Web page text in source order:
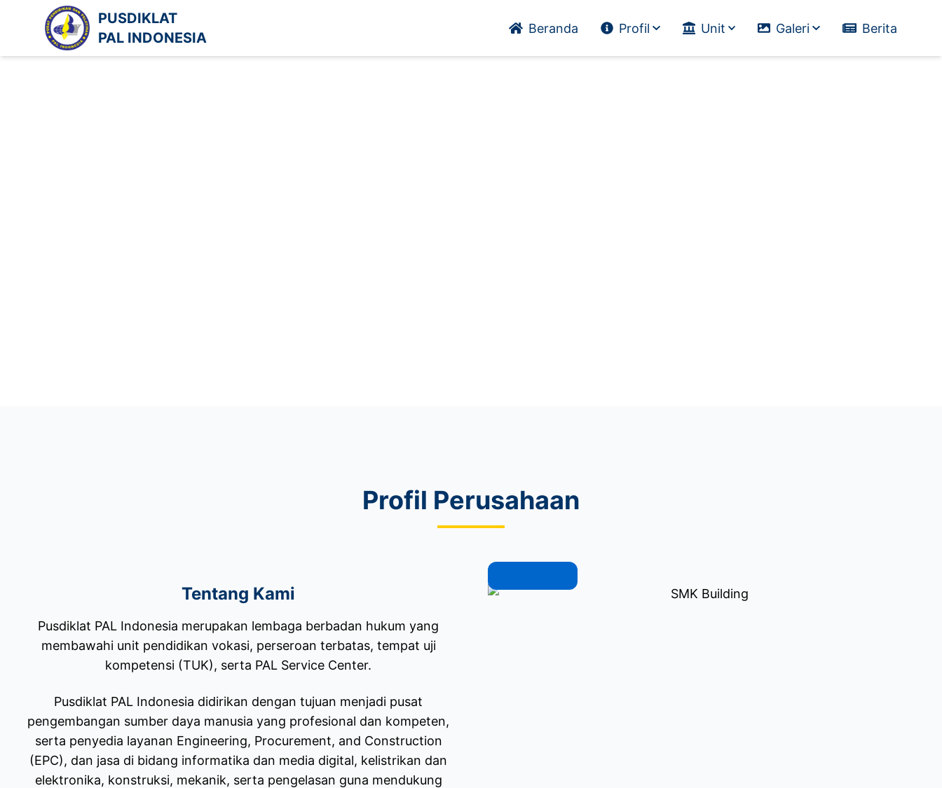
PUSDIKLAT
PAL INDONESIA
Beranda Profil Unit Galeri Berita
Profil Perusahaan
Tentang Kami
Pusdiklat PAL Indonesia merupakan lembaga berbadan hukum yang
membawahi unit pendidikan vokasi, perseroan terbatas, tempat uji
kompetensi (TUK), serta PAL Service Center.
Pusdiklat PAL Indonesia didirikan dengan tujuan menjadi pusat
pengembangan sumber daya manusia yang profesional dan kompeten,
serta penyedia layanan Engineering, Procurement, and Construction
(EPC), dan jasa di bidang informatika dan media digital, kelistrikan dan
elektronika, konstruksi, mekanik, serta pengelasan guna mendukung